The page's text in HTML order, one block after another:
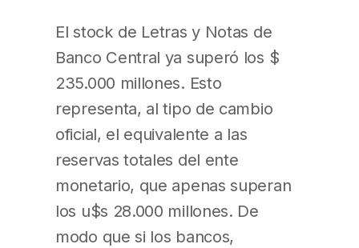
El stock de Letras y Notas de
Banco Central ya superó los $
235.000 millones. Esto
representa, al tipo de cambio
oficial, el equivalente a las
reservas totales del ente
monetario, que apenas superan
los u$s 28.000 millones. De
modo que si los bancos,